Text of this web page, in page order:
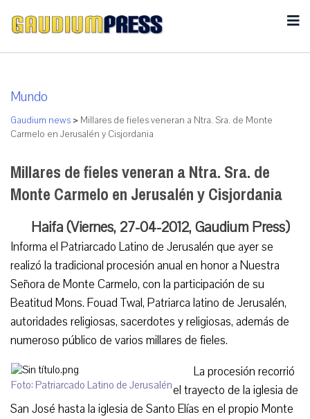
Mundo
Gaudium news > Millares de fieles veneran a Ntra. Sra. de Monte
Carmelo en Jerusalén y Cisjordania
Millares de fieles veneran a Ntra. Sra. de
Monte Carmelo en Jerusalén y Cisjordania
Haifa (Viernes, 27-04-2012, Gaudium Press)
Informa el Patriarcado Latino de Jerusalén que ayer se
realizó la tradicional procesión anual en honor a Nuestra
Señora de Monte Carmelo, con la participación de su
Beatitud Mons. Fouad Twal, Patriarca latino de Jerusalén,
autoridades religiosas, sacerdotes y religiosas, además de
numeroso público de varios millares de fieles.
Foto: Patriarcado Latino de Jerusalén
La procesión recorrió
el trayecto de la iglesia de
San José hasta la iglesia de Santo Elías en el propio Monte